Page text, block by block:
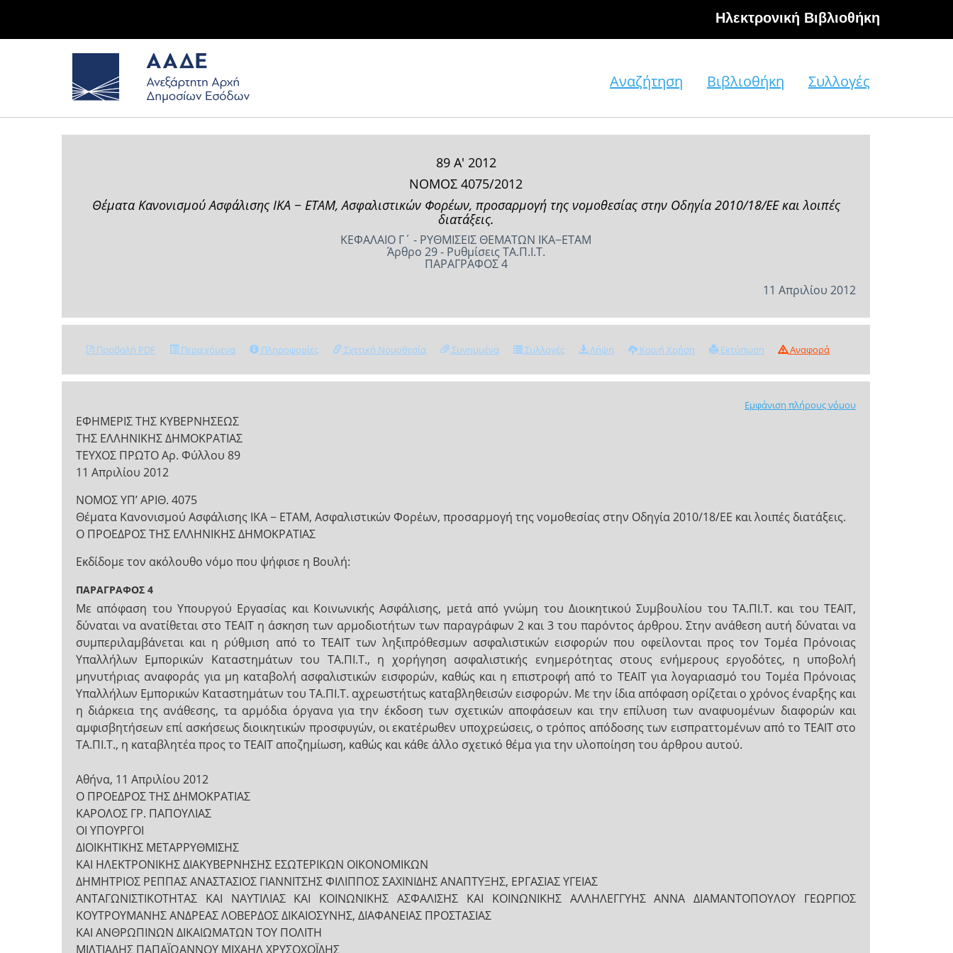
Hλεκτρονική Βιβλιοθήκη
Αναζήτηση Βιβλιοθήκη Συλλογές
89 Α' 2012
ΝΟΜΟΣ 4075/2012
Θέματα Κανονισμού Ασφάλισης ΙΚΑ − ΕΤΑΜ, Ασφαλιστικών Φορέων, προσαρμογή της νομοθεσίας στην Οδηγία 2010/18/ΕΕ και λοιπές
διατάξεις.
ΚΕΦΑΛΑΙΟ Γ΄ - ΡΥΘΜΙΣΕΙΣ ΘΕΜΑΤΩΝ ΙΚΑ−ΕΤΑΜ
Άρθρο 29 - Ρυθμίσεις ΤΑ.Π.Ι.Τ.
ΠΑΡΑΓΡΑΦΟΣ 4
11 Απριλίου 2012
Προβολή PDF Περιεχόμενα Πληροφορίες Σχετική Νομοθεσία Συνημμένα Συλλογές Λήψη Κοινή Χρήση Εκτύπωση Αναφορά
Εμφάνιση πλήρους νόμου
ΕΦΗΜΕΡΙΣ ΤΗΣ ΚΥΒΕΡΝΗΣΕΩΣ
ΤΗΣ ΕΛΛΗΝΙΚΗΣ ΔΗΜΟΚΡΑΤΙΑΣ
ΤΕΥΧΟΣ ΠΡΩΤΟ Αρ. Φύλλου 89
11 Απριλίου 2012
ΝΟΜΟΣ ΥΠ’ ΑΡΙΘ. 4075
Θέματα Κανονισμού Ασφάλισης ΙΚΑ − ΕΤΑΜ, Ασφαλιστικών Φορέων, προσαρμογή της νομοθεσίας στην Οδηγία 2010/18/ΕΕ και λοιπές διατάξεις.
Ο ΠΡΟΕΔΡΟΣ ΤΗΣ ΕΛΛΗΝΙΚΗΣ ΔΗΜΟΚΡΑΤΙΑΣ
Εκδίδομε τον ακόλουθο νόμο που ψήφισε η Βουλή:
ΠΑΡΑΓΡΑΦΟΣ 4
Με απόφαση του Υπουργού Εργασίας και Κοινωνικής Ασφάλισης, μετά από γνώμη του Διοικητικού Συμβουλίου του ΤΑ.ΠΙ.Τ. και του ΤΕΑΙΤ,
δύναται να ανατίθεται στο ΤΕΑΙΤ η άσκηση των αρμοδιοτήτων των παραγράφων 2 και 3 του παρόντος άρθρου. Στην ανάθεση αυτή δύναται να
συμπεριλαμβάνεται και η ρύθμιση από το ΤΕΑΙΤ των ληξιπρόθεσμων ασφαλιστικών εισφορών που οφείλονται προς τον Τομέα Πρόνοιας
Υπαλλήλων Εμπορικών Καταστημάτων του ΤΑ.ΠΙ.Τ., η χορήγηση ασφαλιστικής ενημερότητας στους ενήμερους εργοδότες, η υποβολή
μηνυτήριας αναφοράς για μη καταβολή ασφαλιστικών εισφορών, καθώς και η επιστροφή από το ΤΕΑΙΤ για λογαριασμό του Τομέα Πρόνοιας
Υπαλλήλων Εμπορικών Καταστημάτων του ΤΑ.ΠΙ.Τ. αχρεωστήτως καταβληθεισών εισφορών. Με την ίδια απόφαση ορίζεται ο χρόνος έναρξης και
η διάρκεια της ανάθεσης, τα αρμόδια όργανα για την έκδοση των σχετικών αποφάσεων και την επίλυση των αναφυομένων διαφορών και
αμφισβητήσεων επί ασκήσεως διοικητικών προσφυγών, οι εκατέρωθεν υποχρεώσεις, ο τρόπος απόδοσης των εισπραττομένων από το ΤΕΑΙΤ στο
ΤΑ.ΠΙ.Τ., η καταβλητέα προς το ΤΕΑΙΤ αποζημίωση, καθώς και κάθε άλλο σχετικό θέμα για την υλοποίηση του άρθρου αυτού.
Αθήνα, 11 Απριλίου 2012
Ο ΠΡΟΕΔΡΟΣ ΤΗΣ ΔΗΜΟΚΡΑΤΙΑΣ
ΚΑΡΟΛΟΣ ΓΡ. ΠΑΠΟΥΛΙΑΣ
ΟΙ ΥΠΟΥΡΓΟΙ
ΔΙΟΙΚΗΤΙΚΗΣ ΜΕΤΑΡΡΥΘΜΙΣΗΣ
ΚΑΙ ΗΛΕΚΤΡΟΝΙΚΗΣ ΔΙΑΚΥΒΕΡΝΗΣΗΣ ΕΣΩΤΕΡΙΚΩΝ ΟΙΚΟΝΟΜΙΚΩΝ
ΔΗΜΗΤΡΙΟΣ ΡΕΠΠΑΣ ΑΝΑΣΤΑΣΙΟΣ ΓΙΑΝΝΙΤΣΗΣ ΦΙΛΙΠΠΟΣ ΣΑΧΙΝΙΔΗΣ ΑΝΑΠΤΥΞΗΣ, ΕΡΓΑΣΙΑΣ ΥΓΕΙΑΣ
ΑΝΤΑΓΩΝΙΣΤΙΚΟΤΗΤΑΣ ΚΑΙ ΝΑΥΤΙΛΙΑΣ ΚΑΙ ΚΟΙΝΩΝΙΚΗΣ ΑΣΦΑΛΙΣΗΣ ΚΑΙ ΚΟΙΝΩΝΙΚΗΣ ΑΛΛΗΛΕΓΓΥΗΣ ΑΝΝΑ ΔΙΑΜΑΝΤΟΠΟΥΛΟΥ ΓΕΩΡΓΙΟΣ
ΚΟΥΤΡΟΥΜΑΝΗΣ ΑΝΔΡΕΑΣ ΛΟΒΕΡΔΟΣ ΔΙΚΑΙΟΣΥΝΗΣ, ΔΙΑΦΑΝΕΙΑΣ ΠΡΟΣΤΑΣΙΑΣ
ΚΑΙ ΑΝΘΡΩΠΙΝΩΝ ΔΙΚΑΙΩΜΑΤΩΝ ΤΟΥ ΠΟΛΙΤΗ
ΜΙΛΤΙΑΔΗΣ ΠΑΠΑΪΩΑΝΝΟΥ ΜΙΧΑΗΛ ΧΡΥΣΟΧΟΪΔΗΣ